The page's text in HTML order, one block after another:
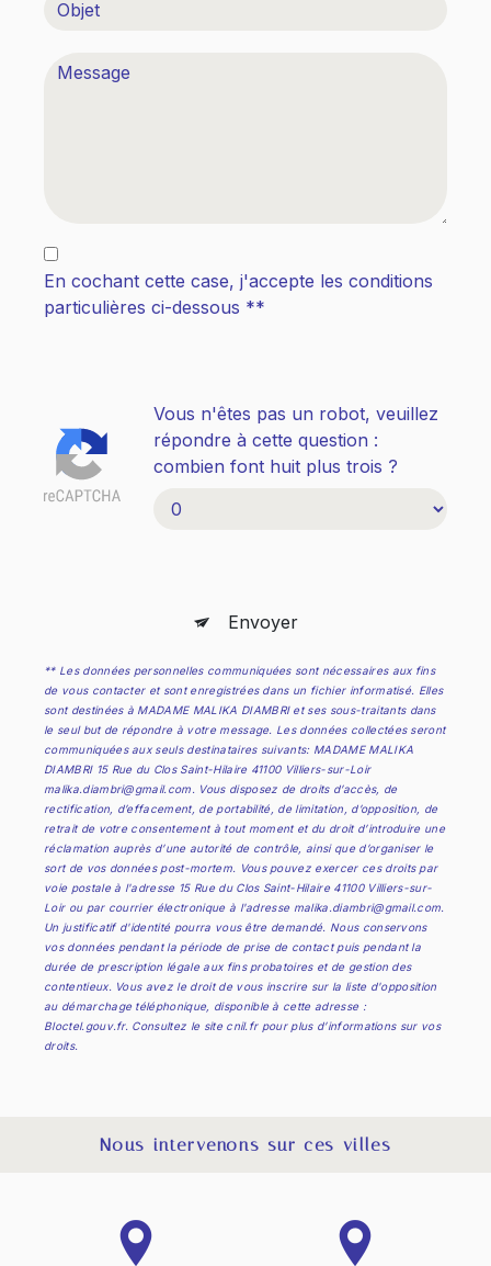
En cochant cette case, j'accepte les conditions
particulières ci-dessous **
Vous n'êtes pas un robot, veuillez
répondre à cette question :
combien font huit plus trois ?
Envoyer
** Les données personnelles communiquées sont nécessaires aux fins
de vous contacter et sont enregistrées dans un fichier informatisé. Elles
sont destinées à MADAME MALIKA DIAMBRI et ses sous-traitants dans
le seul but de répondre à votre message. Les données collectées seront
communiquées aux seuls destinataires suivants: MADAME MALIKA
DIAMBRI 15 Rue du Clos Saint-Hilaire 41100 Villiers-sur-Loir
malika.diambri@gmail.com. Vous disposez de droits d’accès, de
rectification, d’effacement, de portabilité, de limitation, d’opposition, de
retrait de votre consentement à tout moment et du droit d’introduire une
réclamation auprès d’une autorité de contrôle, ainsi que d’organiser le
sort de vos données post-mortem. Vous pouvez exercer ces droits par
voie postale à l'adresse 15 Rue du Clos Saint-Hilaire 41100 Villiers-sur-
Loir ou par courrier électronique à l'adresse malika.diambri@gmail.com.
Un justificatif d'identité pourra vous être demandé. Nous conservons
vos données pendant la période de prise de contact puis pendant la
durée de prescription légale aux fins probatoires et de gestion des
contentieux. Vous avez le droit de vous inscrire sur la liste d'opposition
au démarchage téléphonique, disponible à cette adresse :
Bloctel.gouv.fr. Consultez le site cnil.fr pour plus d’informations sur vos
droits.
Nous intervenons sur ces villes